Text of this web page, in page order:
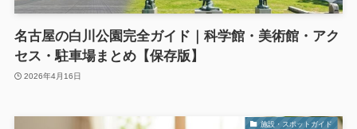
名古屋の白川公園完全ガイド｜科学館・美術館・アク
セス・駐車場まとめ【保存版】
2026年4月16日
施設・スポットガイド